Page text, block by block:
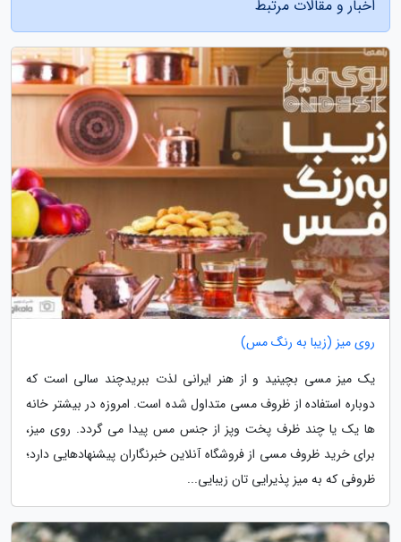
اخبار و مقالات مرتبط
روی میز (زیبا به رنگ مس)
یک میز مسی بچینید و از هنر ایرانی لذت ببریدچند سالی است که
دوباره استفاده از ظروف مسی متداول شده است. امروزه در بیشتر خانه
ها یک یا چند ظرف پخت وپز از جنس مس پیدا می گردد. روی میز،
برای خرید ظروف مسی از فروشگاه آنلاین خبرنگاران پیشنهادهایی دارد؛
ظروفی که به میز پذیرایی تان زیبایی...